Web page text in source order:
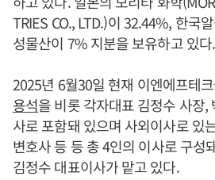
TRIES CO., LTD.)이 32.44%, 한국
성물산이 7% 지분을 보유하고 있다.
2025년 6월30일 현재 이엔에프테
용석을 비롯 각자대표 김정수 사장,
사로 포함돼 있으며 사외이사로 있
변호사 등 등 총 4인의 이사로 구성
김정수 대표이사가 맡고 있다.